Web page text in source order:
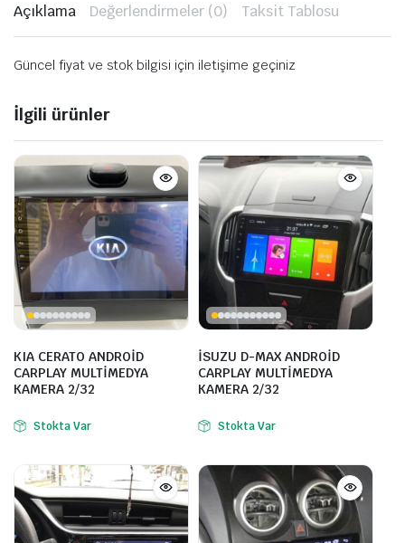
Açıklama Değerlendirmeler (0) Taksit Tablosu
Güncel fiyat ve stok bilgisi için iletişime geçiniz
İlgili ürünler
KIA CERATO ANDROİD
CARPLAY MULTİMEDYA
KAMERA 2/32
Stokta Var
İSUZU D-MAX ANDROİD
CARPLAY MULTİMEDYA
KAMERA 2/32
Stokta Var